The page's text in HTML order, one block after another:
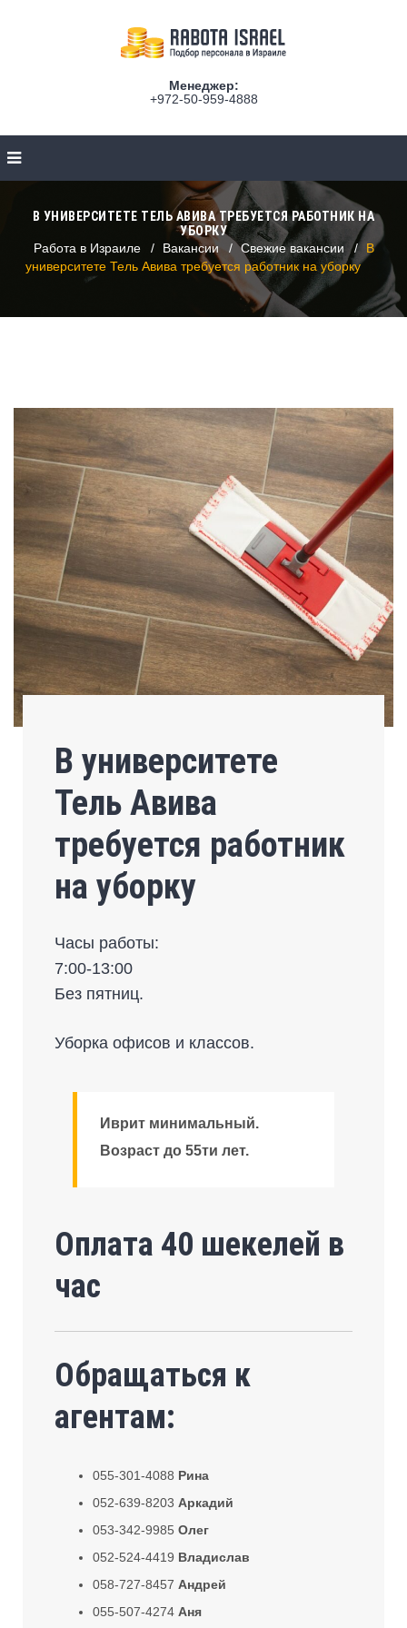
Менеджер:
+972-50-959-4888
В УНИВЕРСИТЕТЕ ТЕЛЬ АВИВА ТРЕБУЕТСЯ РАБОТНИК НА
УБОРКУ
Работа в Израиле
Вакансии Свежие вакансии
В
университете Тель Авива требуется работник на уборку
В университете
Тель Авива
требуется работник
на уборку
Часы работы:
7:00-13:00
Без пятниц.
Уборка офисов и классов.
Иврит минимальный.
Возраст до 55ти лет.
Оплата 40 шекелей в
час
Обращаться к
агентам:
055-301-4088 Рина
052-639-8203Аркадий
053-342-9985Олег
052-524-4419 Владислав
058-727-8457Андрей
055-507-4274Аня